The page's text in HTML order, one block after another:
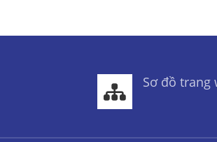
Sơ đồ trang